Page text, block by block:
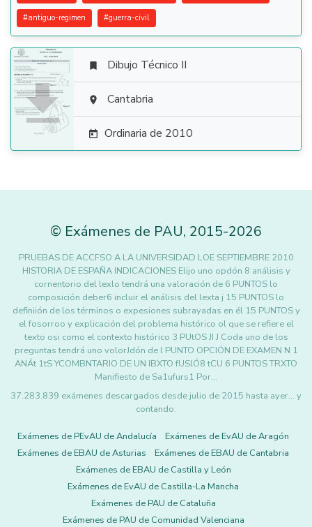
#antiguo-regimen #guerra-civil

 Dibujo Técnico II
 Cantabria
 Ordinaria de 2010
© Exámenes de PAU, 2015-2026
PRUEBAS DE ACCFSO A LA UNIVERSIDAD LOE SEPTIEMBRE 2010
HISTORIA DE ESPAÑA INDICACIONES Elijo uno opdón 8 análisis y
cornentorio del lexlo tendrá una valoración de 6 PUNTOS lo
composición deber6 incluir el análisis del lexta j 15 PUNTOS lo
definiión de los términos o expesiones subrayadas en él 15 PUNTOS y
el fosorroo y explicación del problema histórico ol que se refiere el
texto osi como el contexto histórico 3 PUtOS JI J Coda uno de los
preguntas tendrá uno volorJdón de l PUNTO OPCIÓN DE EXAMEN N 1
ANÁt 1tS YCOMBNTARIO DE UN IBXTO fUSlÓ8 tCU 6 PUNTOS TRXTO
Manifiesto de Sa1ufurs1 Por…
37.283.839 exámenes descargados desde julio de 2015 hasta ayer... y
contando.
Exámenes de PEvAU de Andalucía
Exámenes de EvAU de Aragón
Exámenes de EBAU de Asturias
Exámenes de EBAU de Cantabria
Exámenes de EBAU de Castilla y León
Exámenes de EvAU de Castilla-La Mancha
Exámenes de PAU de Cataluña
Exámenes de PAU de Comunidad Valenciana